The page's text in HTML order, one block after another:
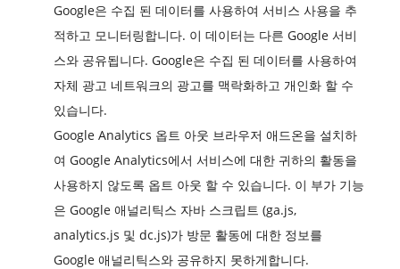
Google은 수집 된 데이터를 사용하여 서비스 사용을 추
적하고 모니터링합니다. 이 데이터는 다른 Google 서비
스와 공유됩니다. Google은 수집 된 데이터를 사용하여
자체 광고 네트워크의 광고를 맥락화하고 개인화 할 수
있습니다.
Google Analytics 옵트 아웃 브라우저 애드온을 설치하
여 Google Analytics에서 서비스에 대한 귀하의 활동을
사용하지 않도록 옵트 아웃 할 수 있습니다. 이 부가 기능
은 Google 애널리틱스 자바 스크립트 (ga.js,
analytics.js 및 dc.js)가 방문 활동에 대한 정보를
Google 애널리틱스와 공유하지 못하게합니다.